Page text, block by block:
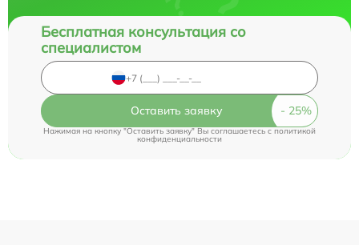
Бесплатная консультация со
специалистом
Оставить заявку
Нажимая на кнопку "Оставить заявку" Вы соглашаетесь c политикой
конфиденциальности